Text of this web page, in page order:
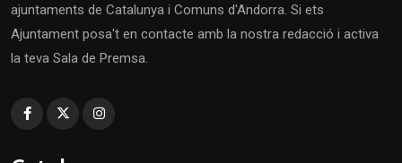
ajuntaments de Catalunya i Comuns d'Andorra. Si ets
Ajuntament posa't en contacte amb la nostra redacció i activa
la teva Sala de Premsa.